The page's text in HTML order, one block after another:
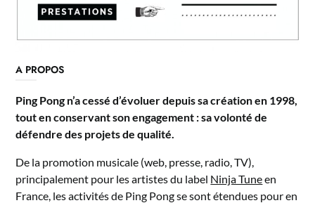
A PROPOS
Ping Pong n’a cessé d’évoluer depuis sa création en 1998,
tout en conservant son engagement : sa volonté de
défendre des projets de qualité.
De la promotion musicale (web, presse, radio, TV),
principalement pour les artistes du label Ninja Tuneen
France, les activités de Ping Pong se sont étendues pour en